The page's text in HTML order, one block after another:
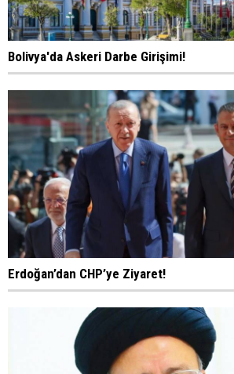
Bolivya'da Askeri Darbe Girişimi!
Erdoğan’dan CHP’ye Ziyaret!